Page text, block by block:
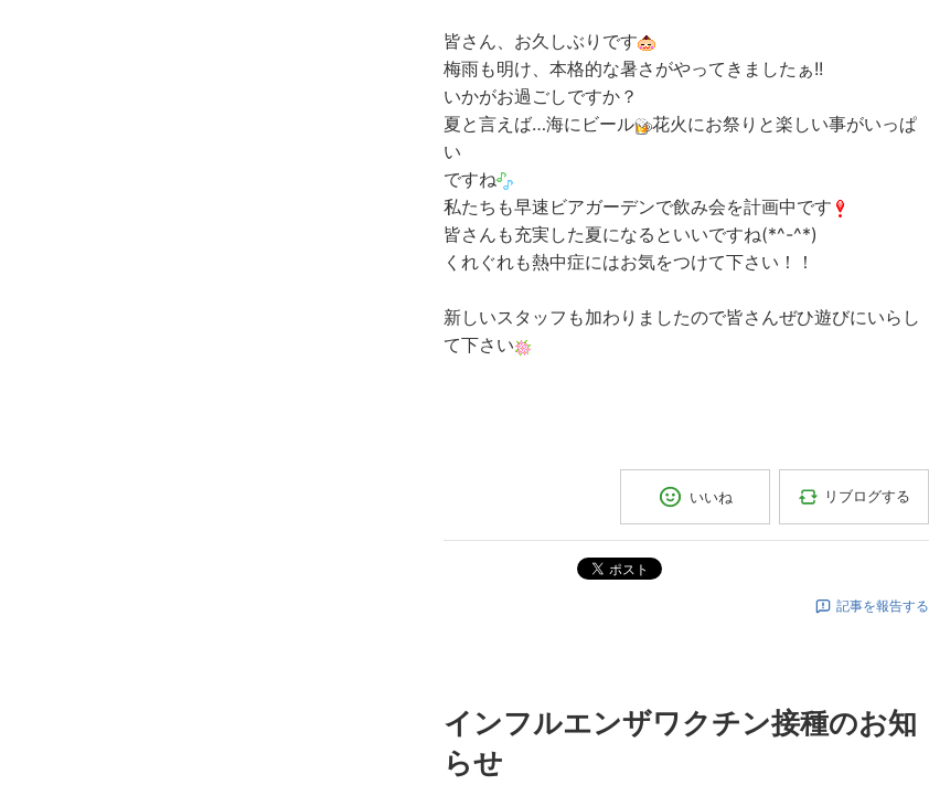
皆さん、お久しぶりです
梅雨も明け、本格的な暑さがやってきましたぁ!!
いかがお過ごしですか？
夏と言えば…海にビール
花火にお祭りと楽しい事がいっぱ
い
ですね
私たちも早速ビアガーデンで飲み会を計画中です
皆さんも充実した夏になるといいですね(*^-^*)
くれぐれも熱中症にはお気をつけて下さい！！
新しいスタッフも加わりましたので皆さんぜひ遊びにいらし
て下さい
いいね リブログする
ポスト
記事を報告する
インフルエンザワクチン接種のお知
らせ